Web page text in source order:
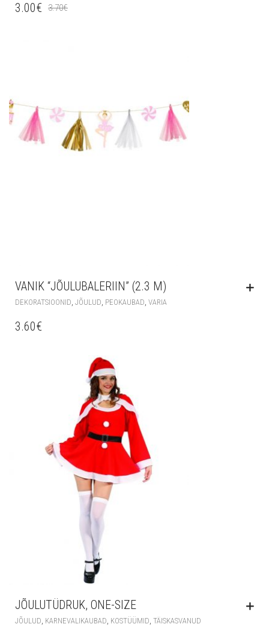
3.70€
3.00€
VANIK “JÕULUBALERIIN” (2.3 M)
DEKORATSIOONID JÕULUD PEOKAUBAD VARIA
3.60€
JÕULUTÜDRUK, ONE-SIZE
JÕULUD KARNEVALIKAUBAD KOSTÜÜMID TÄISKASVANUD